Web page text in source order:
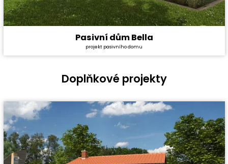
Cena stavby svépomocí:
Dispozice:
5+1
Pasivní dům Bella
projekt pasivního domu
Doplňkové projekty